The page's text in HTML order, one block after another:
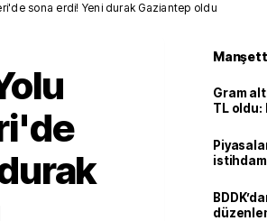
sona erdi! Yeni durak Gaziantep oldu
Gram
TL oldu: